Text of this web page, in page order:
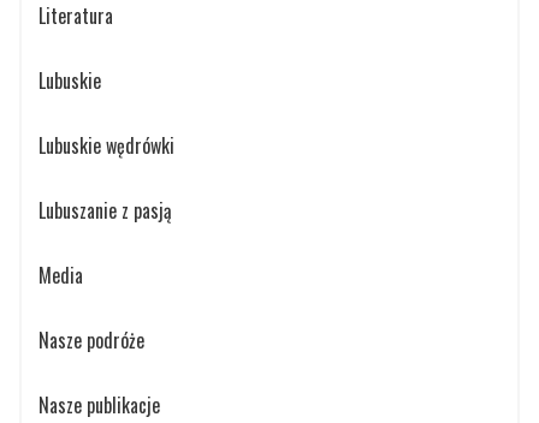
Literatura
Lubuskie
Lubuskie wędrówki
Lubuszanie z pasją
Media
Nasze podróże
Nasze publikacje